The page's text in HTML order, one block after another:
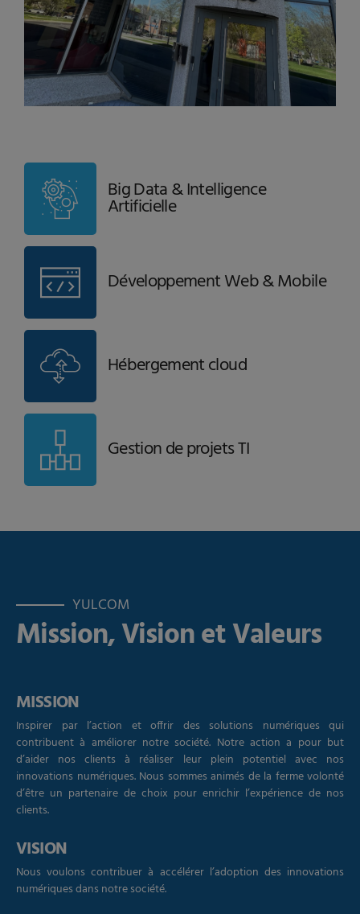
Big Data & Intelligence
Artificielle
Développement Web & Mobile
Hébergement cloud
Gestion de projets TI
YULCOM
Mission, Vision et Valeurs
MISSION
Inspirer par l’action et offrir des solutions numériques qui
contribuent à améliorer notre société. Notre action a pour but
d’aider nos clients à réaliser leur plein potentiel avec nos
innovations numériques. Nous sommes animés de la ferme volonté
d’être un partenaire de choix pour enrichir l’expérience de nos
clients.
VISION
Nous voulons contribuer à accélérer l’adoption des innovations
numériques dans notre société.